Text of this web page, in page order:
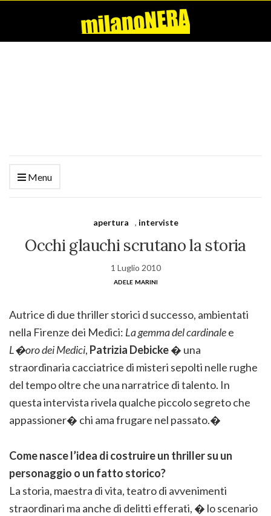
Menu
apertura , interviste
Occhi glauchi scrutano la storia
1 Luglio 2010
adele marini
Autrice di due thriller storici d successo, ambientati
nella Firenze dei Medici: La gemma del cardinalee
L�oro dei Medici, Patrizia Debicke� una
straordinaria cacciatrice di misteri sepolti nelle rughe
del tempo oltre che una narratrice di talento. In
questa intervista rivela qualche piccolo segreto che
appassioner� chi ama frugare nel passato.�
Come nasce l’idea di costruire un thriller su un
personaggio o un fatto storico?
La storia, maestra di vita, teatro di avvenimenti
straordinari ma anche di delitti efferati, � lo scenario